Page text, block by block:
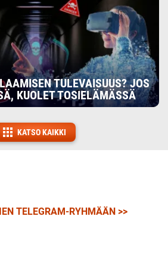
TULEVAISUUS? JOS
KUOLET TOSIELÄMÄSSÄ
KATSO KAIKKI
TELEGRAM-RYHMÄÄN >>